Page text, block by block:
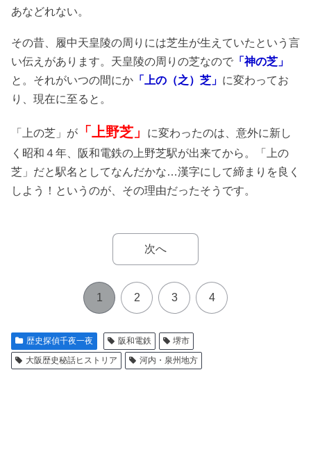
あなどれない。
その昔、履中天皇陵の周りには芝生が生えていたという言
い伝えがあります。天皇陵の周りの芝なので 「神の芝」
と。それがいつの間にか 「上の（之）芝」 に変わってお
り、現在に至ると。
「上の芝」が 「上野芝」
に変わったのは、意外に新し
く昭和４年、阪和電鉄の上野芝駅が出来てから。「上の
芝」だと駅名としてなんだかな…漢字にして締まりを良く
しよう！というのが、その理由だったそうです。
次へ
1 2 3 4
歴史探偵千夜一夜 阪和電鉄
堺市
大阪歴史秘話ヒストリア
河内・泉州地方